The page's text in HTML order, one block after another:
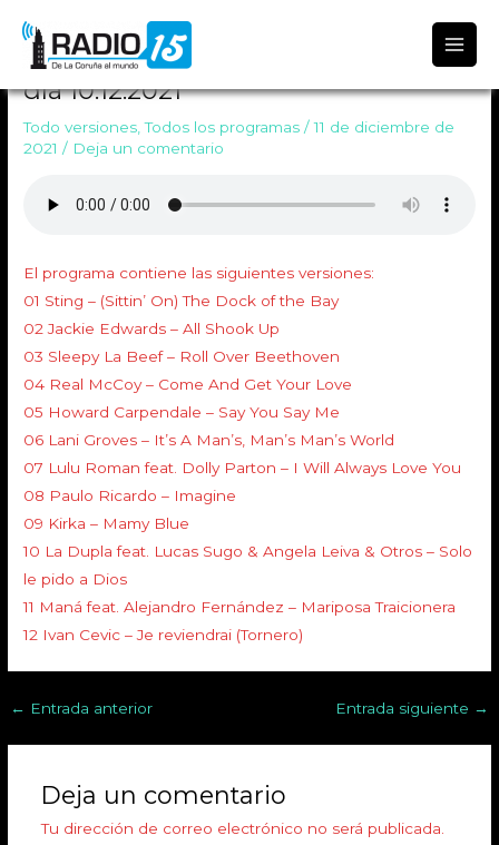
TODO VERSIONES 1435 Emitido el
día 10.12.2021
Todo versiones ,Todos los programas /11 de diciembre de
2021/ Deja un comentario
El programa contiene las siguientes versiones:
01 Sting – (Sittin’ On) The Dock of the Bay
02 Jackie Edwards – All Shook Up
03 Sleepy La Beef – Roll Over Beethoven
04 Real McCoy – Come And Get Your Love
05 Howard Carpendale – Say You Say Me
06 Lani Groves – It’s A Man’s, Man’s Man’s World
07 Lulu Roman feat. Dolly Parton – I Will Always Love You
08 Paulo Ricardo – Imagine
09 Kirka – Mamy Blue
10 La Dupla feat. Lucas Sugo & Angela Leiva & Otros – Solo
le pido a Dios
11 Maná feat. Alejandro Fernández – Mariposa Traicionera
12 Ivan Cevic – Je reviendrai (Tornero)
← Entrada anterior Entrada siguiente →
Deja un comentario
Tu dirección de correo electrónico no será publicada.